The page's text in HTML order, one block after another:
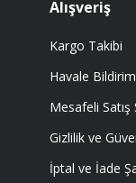
Alışveriş
Kargo Takibi
Havale
Mesafeli
Gizlilik ve
İptal ve İade